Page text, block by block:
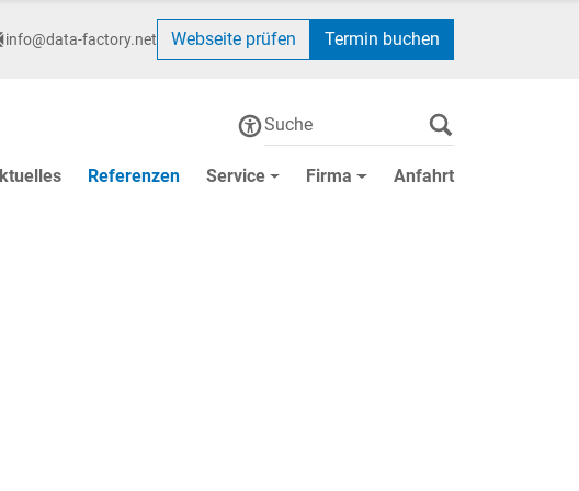
info@data-factory.net Webseite prüfen Termin buchen
Referenzen Service Firma Anfahrt